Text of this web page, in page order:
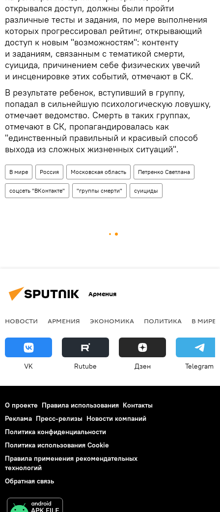
открывался доступ, должны были пройти
различные тесты и задания, по мере выполнения
которых прогрессировал рейтинг, открывающий
доступ к новым "возможностям": контенту
и заданиям, связанным с тематикой смерти,
суицида, причинением себе физических увечий
и инсценировке этих событий, отмечают в СК.
В результате ребенок, вступивший в группу,
попадал в сильнейшую психологическую ловушку,
отмечает ведомство. Смерть в таких группах,
отмечают в СК, пропагандировалась как
"единственный правильный и красивый способ
выхода из сложных жизненных ситуаций".
В мире Россия Московская область Петренко Светлана
соцсеть "ВКонтакте" "группы смерти" суициды
Армения
НОВОСТИ АРМЕНИЯ ЭКОНОМИКА ПОЛИТИКА В МИРЕ
VK Rutube Дзен Telegram
О проекте Правила использования Контакты
Реклама Пресс-релизы Новости компаний
Политика конфиденциальности
Политика использования Cookie
Правила применения рекомендательных
технологий
Обратная связь